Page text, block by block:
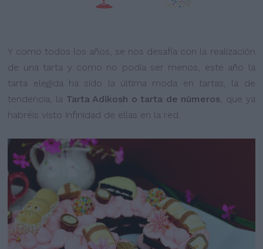
Y como todos los años, se nos desafía con la realización
de una tarta y como no podía ser menos, este año la
tarta elegida ha sido la última moda en tartas, la de
tendencia, la Tarta Adikosh o tarta de números, que ya
habréis visto infinidad de ellas en la red.